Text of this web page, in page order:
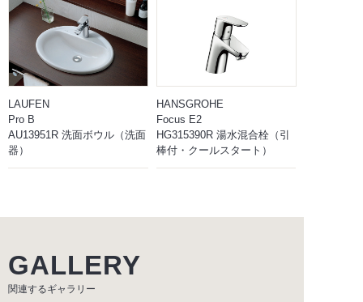
LAUFEN
Pro B
AU13951R 洗面ボウル（洗面
器）
HANSGROHE
Focus E2
HG315390R 湯水混合栓（引
棒付・クールスタート）
GALLERY
関連するギャラリー